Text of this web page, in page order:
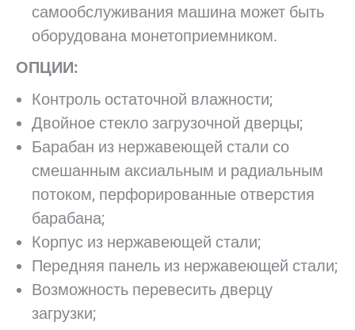
самообслуживания машина может быть
оборудована монетоприемником.
ОПЦИИ:
Контроль остаточной влажности;
Двойное стекло загрузочной дверцы;
Барабан из нержавеющей стали со
смешанным аксиальным и радиальным
потоком, перфорированные отверстия
барабана;
Корпус из нержавеющей стали;
Передняя панель из нержавеющей стали;
Возможность перевесить дверцу
загрузки;